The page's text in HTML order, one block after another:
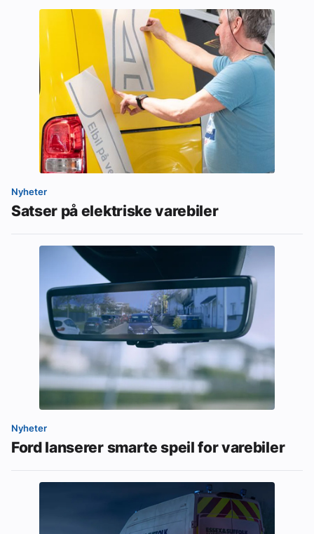
Nyheter
Satser på elektriske varebiler
Nyheter
Ford lanserer smarte speil for varebiler